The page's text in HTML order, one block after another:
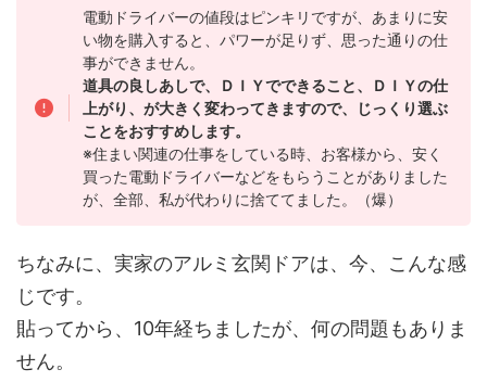
電動ドライバーの値段はピンキリですが、あまりに安
い物を購入すると、パワーが足りず、思った通りの仕
事ができません。
道具の良しあしで、ＤＩＹでできること、ＤＩＹの仕
上がり、が大きく変わってきますので、じっくり選ぶ
ことをおすすめします。
※住まい関連の仕事をしている時、お客様から、安く
買った電動ドライバーなどをもらうことがありました
が、全部、私が代わりに捨ててました。（爆）
ちなみに、実家のアルミ玄関ドアは、今、こんな感
じです。
貼ってから、10年経ちましたが、何の問題もありま
せん。